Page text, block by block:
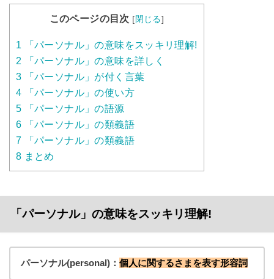
このページの目次 [閉じる]
1 「パーソナル」の意味をスッキリ理解!
2 「パーソナル」の意味を詳しく
3 「パーソナル」が付く言葉
4 「パーソナル」の使い方
5 「パーソナル」の語源
6 「パーソナル」の類義語
7 「パーソナル」の類義語
8 まとめ
「パーソナル」の意味をスッキリ理解!
パーソナル(personal)： 個人に関するさまを表す形容詞